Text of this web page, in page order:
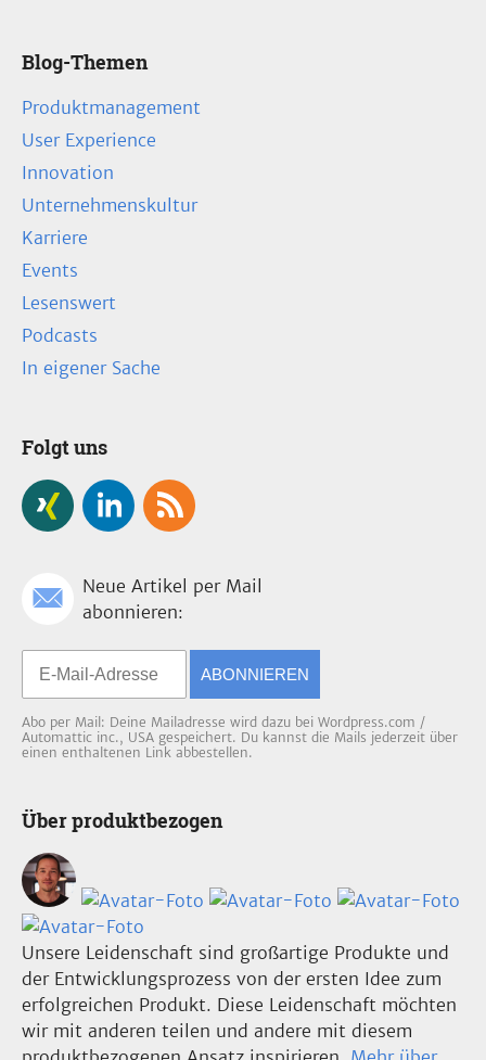
Blog-Themen
Produktmanagement
User Experience
Innovation
Unternehmenskultur
Karriere
Events
Lesenswert
Podcasts
In eigener Sache
Folgt uns
Neue Artikel per Mail
abonnieren:
ABONNIEREN
Abo per Mail: Deine Mailadresse wird dazu bei Wordpress.com /
Automattic inc., USA gespeichert. Du kannst die Mails jederzeit über
einen enthaltenen Link abbestellen.
Über produktbezogen
Unsere Leidenschaft sind großartige Produkte und
der Entwicklungsprozess von der ersten Idee zum
erfolgreichen Produkt. Diese Leidenschaft möchten
wir mit anderen teilen und andere mit diesem